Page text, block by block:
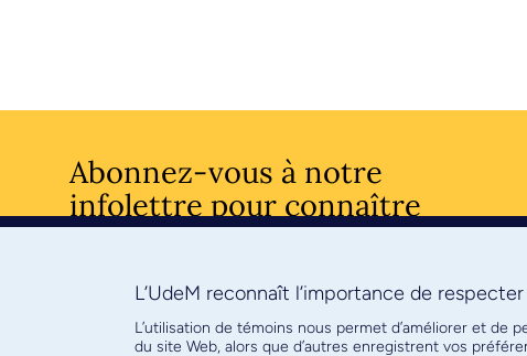
Abonnez-vous à notre
infolettre pour connaître
l’actualité facultaire
S'ABONNER
L’UdeM reconnaît l’importance de
L’utilisation de témoins nous permet d’améliorer et
du site Web, alors que d’autres enregistrent vos